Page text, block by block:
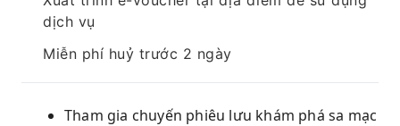
dịch vụ
Miễn phí huỷ trước 2 ngày
Tham gia chuyến phiêu lưu khám phá sa mạc